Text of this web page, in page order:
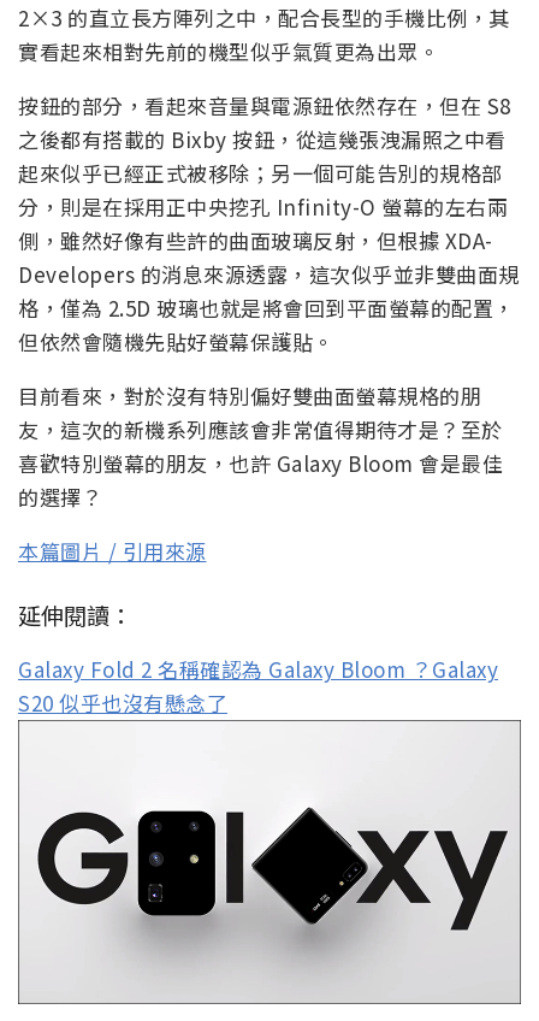
2×3 的直立長方陣列之中，配合長型的手機比例，其
實看起來相對先前的機型似乎氣質更為出眾。
按鈕的部分，看起來音量與電源鈕依然存在，但在 S8
之後都有搭載的 Bixby 按鈕，從這幾張洩漏照之中看
起來似乎已經正式被移除；另一個可能告別的規格部
分，則是在採用正中央挖孔 Infinity-O 螢幕的左右兩
側，雖然好像有些許的曲面玻璃反射，但根據 XDA-
Developers 的消息來源透露，這次似乎並非雙曲面規
格，僅為 2.5D 玻璃也就是將會回到平面螢幕的配置，
但依然會隨機先貼好螢幕保護貼。
目前看來，對於沒有特別偏好雙曲面螢幕規格的朋
友，這次的新機系列應該會非常值得期待才是？至於
喜歡特別螢幕的朋友，也許 Galaxy Bloom 會是最佳
的選擇？
本篇圖片 / 引用來源
延伸閱讀：
Galaxy Fold 2 名稱確認為 Galaxy Bloom ？Galaxy
S20 似乎也沒有懸念了